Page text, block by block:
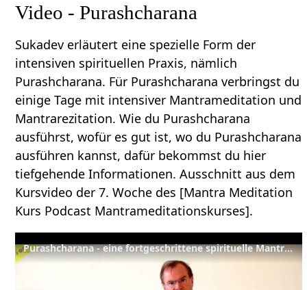
Video - Purashcharana
Sukadev erläutert eine spezielle Form der
intensiven spirituellen Praxis, nämlich
Purashcharana. Für Purashcharana verbringst du
einige Tage mit intensiver Mantrameditation und
Mantrarezitation. Wie du Purashcharana
ausführst, wofür es gut ist, wo du Purashcharana
ausführen kannst, dafür bekommst du hier
tiefgehende Informationen. Ausschnitt aus dem
Kursvideo der 7. Woche des [Mantra Meditation
Kurs Podcast Mantrameditationskurses].
Purashcharana - eine fortgeschrittene spirituelle Mantra Praxis